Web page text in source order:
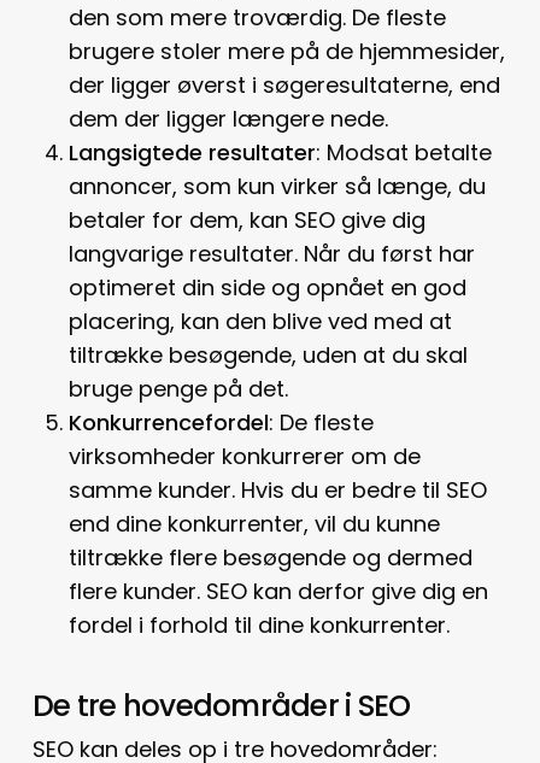
den som mere troværdig. De fleste
brugere stoler mere på de hjemmesider,
der ligger øverst i søgeresultaterne, end
dem der ligger længere nede.
Langsigtede resultater: Modsat betalte
annoncer, som kun virker så længe, du
betaler for dem, kan SEO give dig
langvarige resultater. Når du først har
optimeret din side og opnået en god
placering, kan den blive ved med at
tiltrække besøgende, uden at du skal
bruge penge på det.
Konkurrencefordel: De fleste
virksomheder konkurrerer om de
samme kunder. Hvis du er bedre til SEO
end dine konkurrenter, vil du kunne
tiltrække flere besøgende og dermed
flere kunder. SEO kan derfor give dig en
fordel i forhold til dine konkurrenter.
De tre hovedområder i SEO
SEO kan deles op i tre hovedområder: